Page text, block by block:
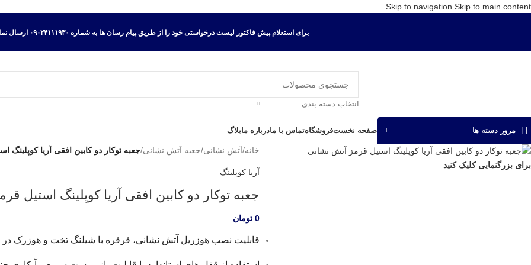
Skip to navigation Skip to main content
برای استعلام پیش فاکتور لیست درخواستی خود را از طریق پیام رسان ها به شماره ۰۹۰۲۴۱۱۱۹۳۰ ارسال نمایید.
انتخاب دسته بندی
مرور دسته ها صفحه نخستفروشگاهتماس با مادرباره مابلاگ
برای بزرگنمایی کلیک کنید
خانه/آتش نشانی/جعبه آتش نشانی/جعبه توکار دو کابین افقی آریا کوپلینگ
آریا کوپلینگ
جعبه توکار دو کابین افقی آریا کوپلینگ استیل
0 تومان
قابلیت نصب هوزریل آتش نشانی، قرقره با شیلنگ تخت و هوزرک در